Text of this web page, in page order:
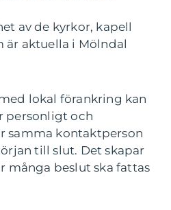
av de kyrkor, kapell
är aktuella i Mölndal
lokal förankring kan
personligt och
samma kontaktperson
till slut. Det skapar
många beslut ska fattas